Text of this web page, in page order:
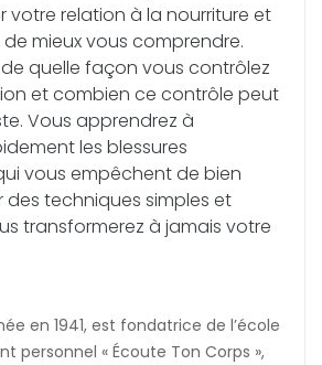
votre relation à la nourriture et
mieux vous comprendre.
quelle façon vous contrôlez
et combien ce contrôle peut
Vous apprendrez à
les blessures
vous empêchent de bien
des techniques simples et
transformerez à jamais votre
en 1941, est fondatrice de l’école
personnel « Écoute Ton Corps »,